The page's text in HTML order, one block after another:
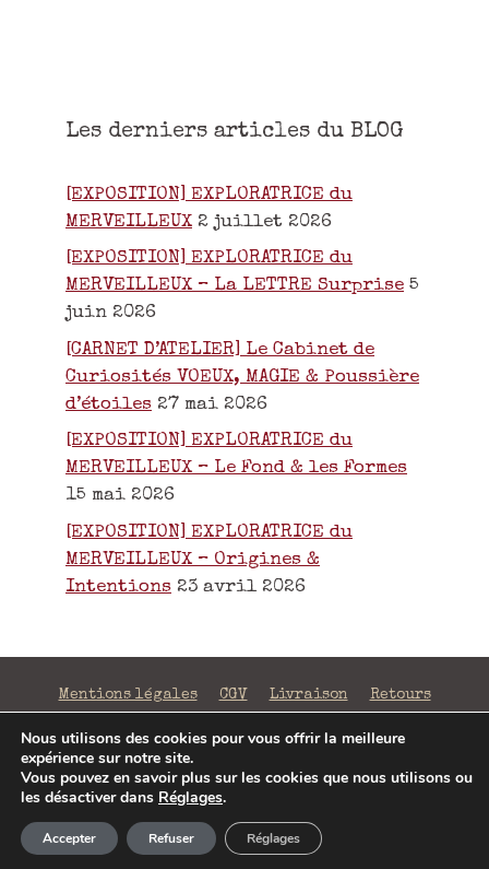
Les derniers articles du BLOG
[EXPOSITION] EXPLORATRICE du
MERVEILLEUX 2 juillet 2026
[EXPOSITION] EXPLORATRICE du
MERVEILLEUX – La LETTRE Surprise 5
juin 2026
[CARNET D’ATELIER] Le Cabinet de
Curiosités VOEUX, MAGIE & Poussière
d’étoiles 27 mai 2026
[EXPOSITION] EXPLORATRICE du
MERVEILLEUX – Le Fond & les Formes
15 mai 2026
[EXPOSITION] EXPLORATRICE du
MERVEILLEUX – Origines &
Intentions 23 avril 2026
Mentions légales CGV Livraison Retours
©2026 La Fabrique de Mots Magiques | SIRET 797 938
206 00043 | Conception
Jenny Portier
Article ajouté au panier
0 Produit - 0,00
Nous utilisons des cookies pour vous offrir la meilleure
expérience sur notre site.
Vous pouvez en savoir plus sur les cookies que nous utilisons ou
les désactiver dans Réglages.
Accepter Refuser Réglages